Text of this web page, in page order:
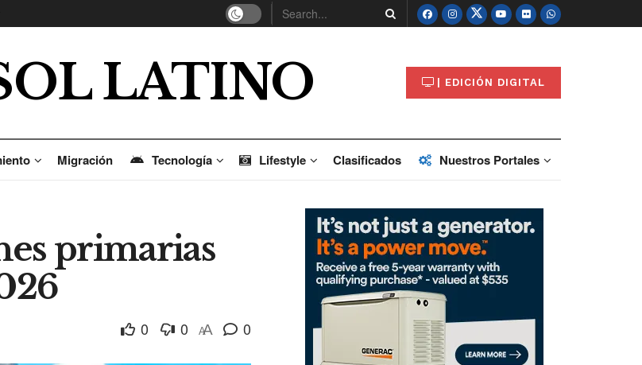
LATINO | EDICIÓN DIGITAL
Migración Tecnología Lifestyle Clasificados Nuestros Portales
primarias
0 0 AA 0